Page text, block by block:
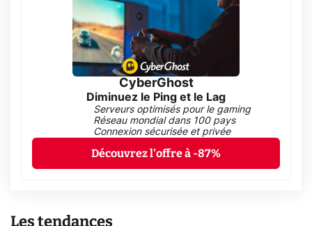
CyberGhost
Diminuez le Ping et le Lag
Serveurs optimisés pour le gaming
Réseau mondial dans 100 pays
Connexion sécurisée et privée
Découvrez l'offre à -87%
Les tendances